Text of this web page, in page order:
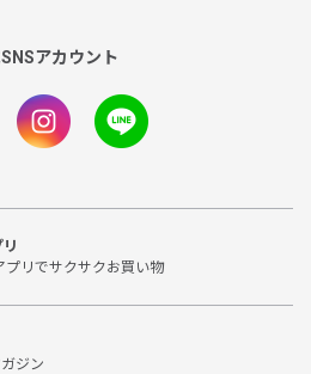
アカウント
プリでサクサクお買い物
ジン